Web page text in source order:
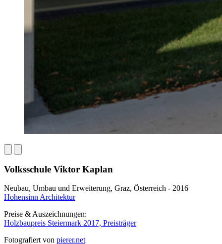
Volksschule Viktor Kaplan
Neubau, Umbau und Erweiterung, Graz, Österreich - 2016
Hohensinn Architektur
Preise & Auszeichnungen:
Holzbaupreis Steiermark 2017, Preisträger
Fotografiert von pierer.net